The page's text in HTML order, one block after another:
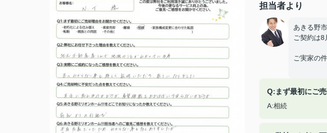
担当者より
あきる野
ご契約は8
ご実家の
Q:まず最初にご
A:相続